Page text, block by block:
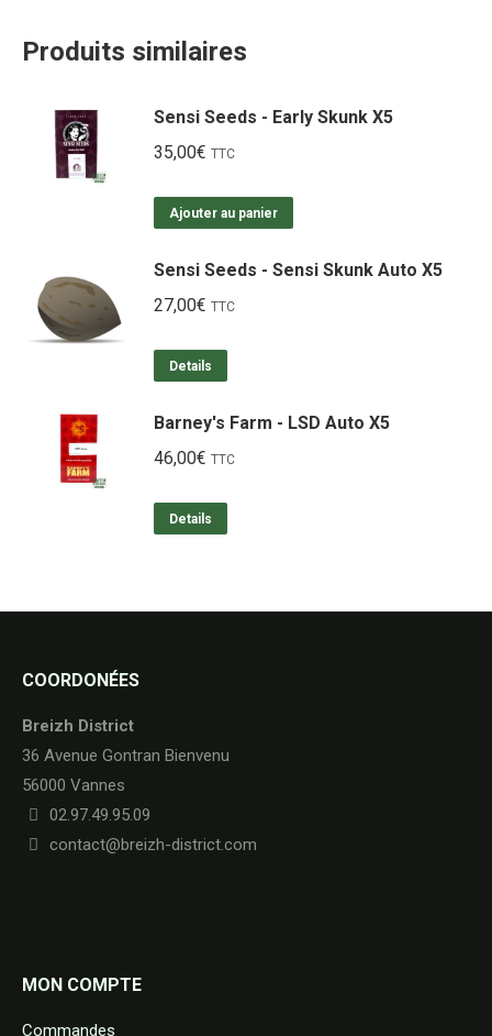
Produits similaires
Sensi Seeds - Early Skunk X5
35,00€ TTC
Ajouter au panier
Sensi Seeds - Sensi Skunk Auto X5
27,00€ TTC
Details
Barney's Farm - LSD Auto X5
46,00€ TTC
Details
COORDONÉES
Breizh District
36 Avenue Gontran Bienvenu
56000 Vannes
02.97.49.95.09
contact@breizh-district.com
MON COMPTE
Commandes